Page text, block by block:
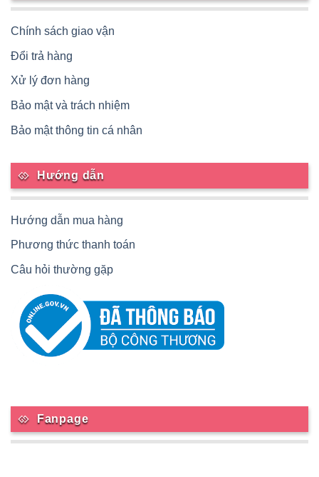
Chính sách giao vận
Đổi trả hàng
Xử lý đơn hàng
Bảo mật và trách nhiệm
Bảo mật thông tin cá nhân
Hướng dẫn
Hướng dẫn mua hàng
Phương thức thanh toán
Câu hỏi thường gặp
Fanpage